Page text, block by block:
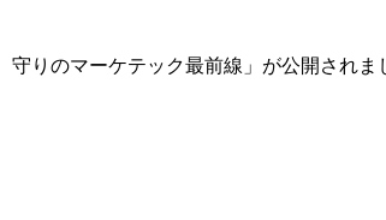
りのマーケテック最前線」が公開されま